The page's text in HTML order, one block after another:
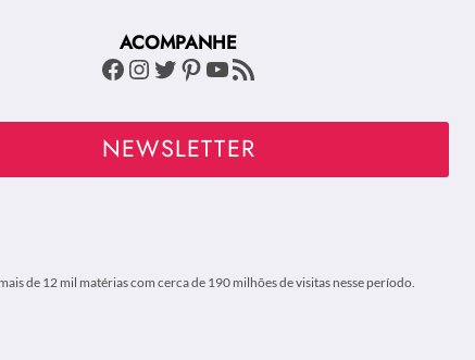
ACOMPANHE
Facebook
Instagram
Twitter
Pinterest
Youtube
Feed RSS
NEWSLETTER
de 12 mil matérias com cerca de 190 milhões de visitas nesse período.